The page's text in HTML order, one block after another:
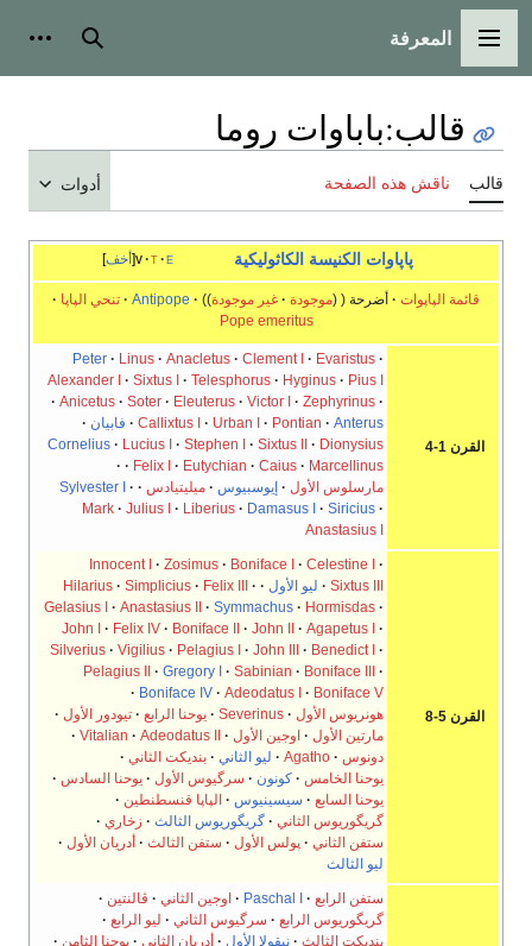
القائمة الرئيسية
المعرفة بحث
قالب:باباوات روما
قالب ناقش هذه الصفحة أدوات
أخف v t e پاپاوات الكنيسة الكاثوليكية
قائمة الپاپوات أضرحة موجودة غير موجودة Antipope
تنحي الپاپا
Pope emeritus
القرن 1-4
Peter Linus Anacletus Clement I
Evaristus
Alexander I
Sixtus I Telesphorus Hyginus
Pius I
Anicetus
Soter Eleuterus Victor I
Zephyrinus
Callixtus I
Urban I Pontian Anterus
فابيان
Cornelius
Lucius I Stephen I Sixtus II
Dionysius
Felix I
Eutychian Caius
Marcellinus
مارسلوس الأول
إيوسبيوس ميليتيادس
Sylvester I
Mark
Julius I Liberius Damasus I
Siricius
Anastasius I
القرن 5-8
Innocent I Zosimus Boniface I
Celestine I
Sixtus III
ليو الأول Hilarius Simplicius
Felix III
Gelasius I
Anastasius II Symmachus
Hormisdas
John I
Felix IV Boniface II John II
Agapetus I
Silverius
Vigilius Pelagius I John III
Benedict I
Pelagius II
Gregory I Sabinian
Boniface III
Boniface IV
Adeodatus I
Boniface V
هونريوس الأول
Severinus يوحنا الرابع
تيودور الأول
مارتين الأول
اوجين الأول Vitalian
Adeodatus II
دونوس
Agatho ليو الثاني
بنديكت الثاني
يوحنا الخامس
كونون سرگيوس الأول
يوحنا السادس
يوحنا السابع
سيسينيوس
الپاپا قنسطنطين
گريگوريوس الثاني
گريگوريوس الثالث
زخاري
ستفن الثاني
پولس الأول ستفن الثالث
أدريان الأول
ليو الثالث
ستفن الرابع Paschal I اوجين الثاني
ڤالنتين
گريگوريوس الرابع
سرگيوس الثاني
ليو الرابع
بنديكت الثالث
نيقولا الأول أدريان الثاني
يوحنا الثامن